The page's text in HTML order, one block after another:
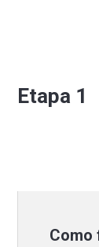
Etapa 1
Como